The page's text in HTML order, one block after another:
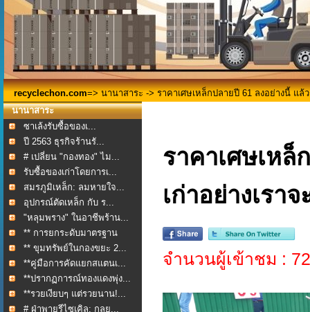
recyclechon.com=> นานาสาระ -> ราคาเศษเหล็กปลายปี 61 ลงอย่างนี้ แล้
นานาสาระ
ซาเล้งรับซื้อของเ...
ปี 2563 ธุรกิจร้านรั...
# เปลี่ยน "กองทอง" ไม...
รับซื้อของเก่าโดยการเ...
สมรภูมิเหล็ก: ลมหายใจ...
อุปกรณ์ตัดเหล็ก กับ ร...
"หลุมพราง" ในอาชีพร้าน...
** การยกระดับมาตรฐาน
กา...
** ขุมทรัพย์ในกองขยะ 2...
**คู่มือการคัดแยกสแตนเ...
**ปรากฏการณ์ทองแดงพุ่ง...
**รวยเงียบๆ แต่รวยนาน!...
# ฝ่าพายุรีไซเคิล: กลย...
ราคาเศษเหล็
เก่าอย่างเรา
จำนวนผู้เข้าชม :